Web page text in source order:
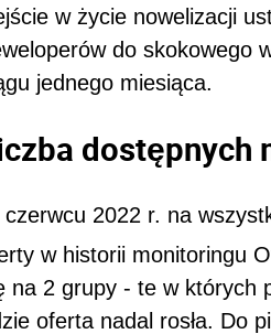
w życie nowelizacji
do skokowego
jednego miesiąca.
dostępnych
czerwcu 2022 r. na
w historii monitoringu
na 2 grupy - te w których
oferta nadal rosła. Do